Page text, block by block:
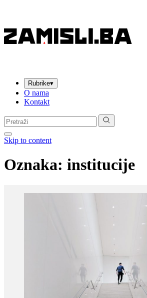
Rubrike▾
O nama
Kontakt
Pretraga:
Skip to content
Oznaka: institucije